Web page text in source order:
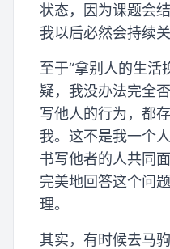
状态，因为课题会
我以后必然会持续关
至于“拿别人的生活
疑，我没办法完全
写他人的行为，都
我。这不是我一个
书写他者的人共同
完美地回答这个问
理。
其实，有时候去马